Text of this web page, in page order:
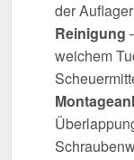
der
Reinigung
weichem